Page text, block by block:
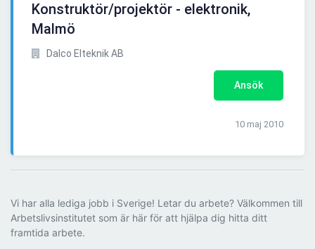
Konstruktör/projektör - elektronik,
Malmö
Dalco Elteknik AB
Ansök
10 maj 2010
Vi har alla lediga jobb i Sverige! Letar du arbete? Välkommen till
Arbetslivsinstitutet som är här för att hjälpa dig hitta ditt
framtida arbete.